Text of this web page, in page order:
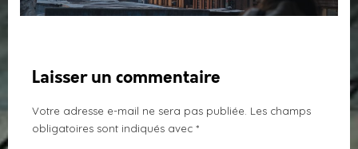
Laisser un commentaire
Votre adresse e-mail ne sera pas publiée. Les champs
obligatoires sont indiqués avec *